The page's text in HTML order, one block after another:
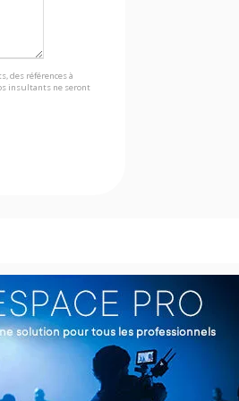
des références à
insultants ne seront